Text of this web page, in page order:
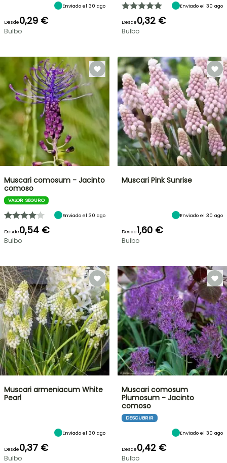
Enviado el 30 ago
Desde0,29 €
Bulbo
Enviado el 30 ago
Desde0,32 €
Bulbo
Muscari comosum - Jacinto
comoso
VALOR SEGURO
Enviado el 30 ago
Desde0,54 €
Bulbo
Muscari Pink Sunrise
Enviado el 30 ago
Desde1,60 €
Bulbo
Muscari armeniacum White
Pearl
Enviado el 30 ago
Desde0,37 €
Bulbo
Muscari comosum
Plumosum - Jacinto
comoso
DESCUBRIR
Enviado el 30 ago
Desde0,42 €
Bulbo